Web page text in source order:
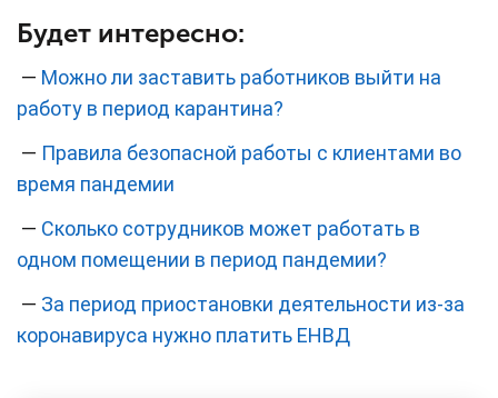
Будет интересно:
— Можно ли заставить работников выйти на
работу в период карантина?
— Правила безопасной работы с клиентами во
время пандемии
— Сколько сотрудников может работать в
одном помещении в период пандемии?
— За период приостановки деятельности из-за
коронавируса нужно платить ЕНВД